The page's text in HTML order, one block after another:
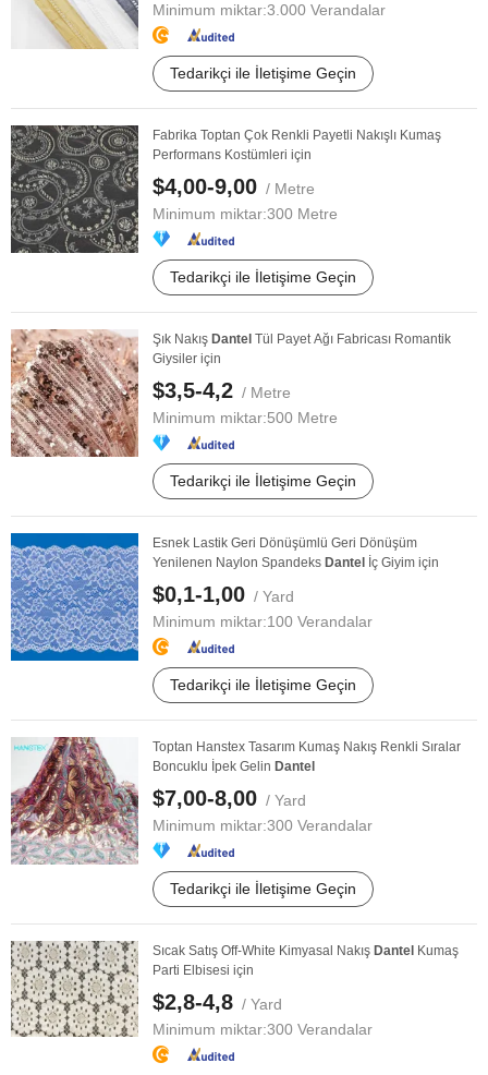
Minimum miktar:3.000 Verandalar
Tedarikçi ile İletişime Geçin
Fabrika Toptan Çok Renkli Payetli Nakışlı Kumaş
Performans Kostümleri için
$4,00-9,00 / Metre
Minimum miktar:300 Metre
Tedarikçi ile İletişime Geçin
Şık Nakış Dantel Tül Payet Ağı Fabricası Romantik
Giysiler için
$3,5-4,2 / Metre
Minimum miktar:500 Metre
Tedarikçi ile İletişime Geçin
Esnek Lastik Geri Dönüşümlü Geri Dönüşüm
Yenilenen Naylon Spandeks Dantel İç Giyim için
$0,1-1,00 / Yard
Minimum miktar:100 Verandalar
Tedarikçi ile İletişime Geçin
Toptan Hanstex Tasarım Kumaş Nakış Renkli Sıralar
Boncuklu İpek Gelin Dantel
$7,00-8,00 / Yard
Minimum miktar:300 Verandalar
Tedarikçi ile İletişime Geçin
Sıcak Satış Off-White Kimyasal Nakış Dantel Kumaş
Parti Elbisesi için
$2,8-4,8 / Yard
Minimum miktar:300 Verandalar